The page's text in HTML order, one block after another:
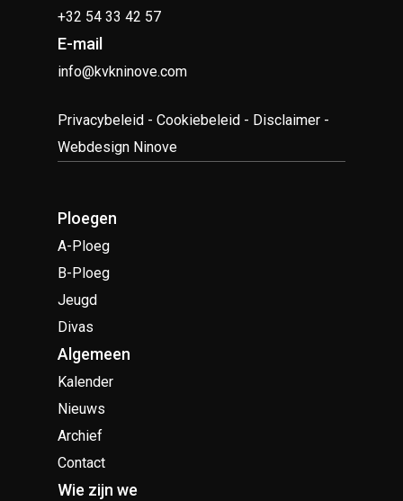
+32 54 33 42 57
E-mail
info@kvkninove.com
Privacybeleid -Cookiebeleid - Disclaimer -
Webdesign Ninove
Ploegen
A-Ploeg
B-Ploeg
Jeugd
Divas
Algemeen
Kalender
Nieuws
Archief
Contact
Wie zijn we